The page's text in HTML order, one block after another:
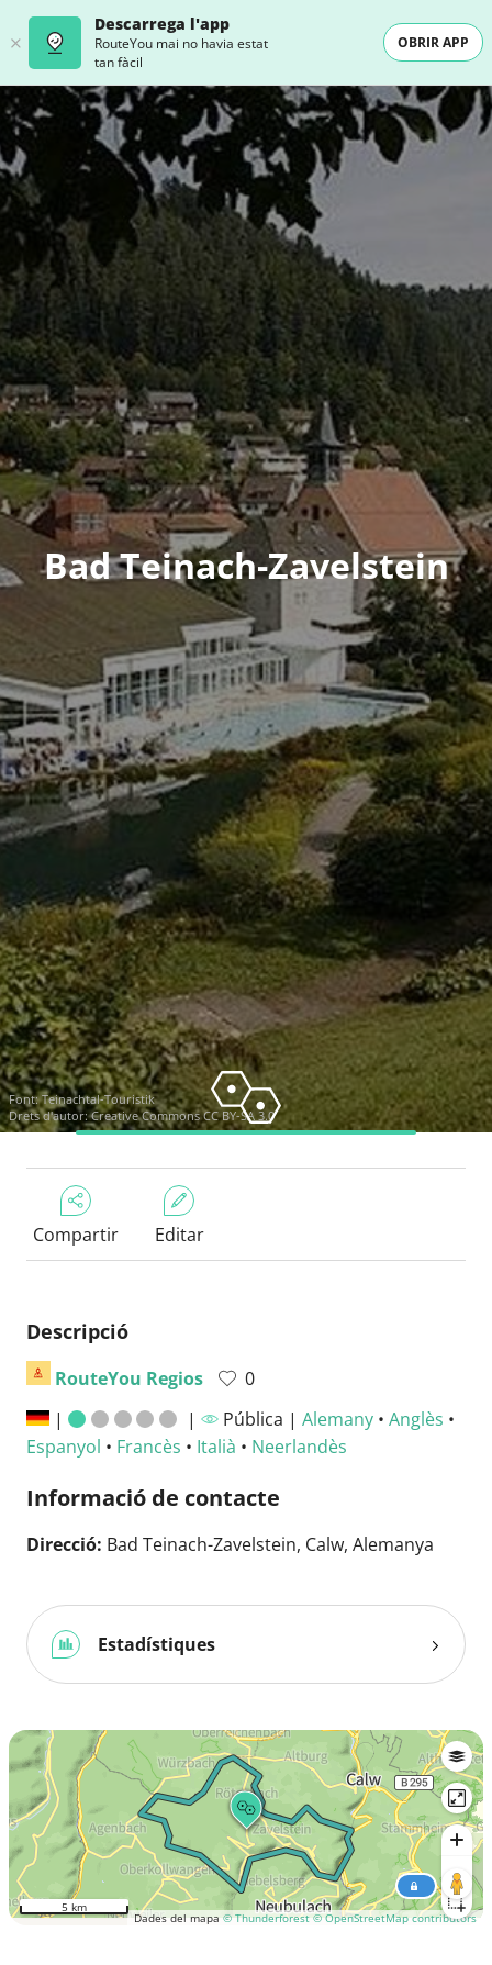
Descarrega l'app
RouteYou mai no havia estat
tan fàcil
OBRIR APP
Bad Teinach-Zavelstein
Font:Teinachtal-Touristik
Drets d'autor:Creative Commons CC BY-SA 3.0
Compartir Editar
Descripció
RouteYou Regios
0
|
| Pública | Alemany• Anglès •
Espanyol • Francès • Italià • Neerlandès
Informació de contacte
Direcció: Bad Teinach-Zavelstein, Calw, Alemanya
Estadístiques
Dades del mapa© Thunderforest © OpenStreetMap contributors
5 km